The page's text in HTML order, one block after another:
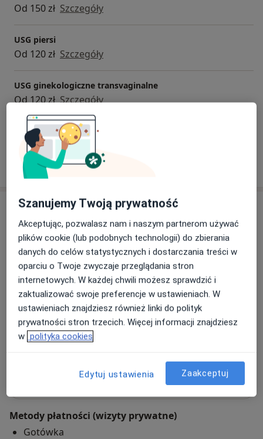
Od 150 zł Szczegóły
USG piersi
Od 120 zł Szczegóły
USG ginekologiczne transvaginalne
Od 120 zł Szczegóły
+ 17 usług
W jaki sposób ustalane są ceny?
Adresy (6)
Adres 1 Adres 2 Adres 3 Adres 4 Adres 5
NeuroCentrum
ul. Pod Kopcem 3,34-100Jaroszowice
Powiększ mapę
Pokaż kalendarz
Metody płatności (wizyty prywatne)
Gotówka
Szanujemy Twoją prywatność
Akceptując, pozwalasz nam i naszym partnerom używać
plików cookie (lub podobnych technologii) do zbierania
danych do celów statystycznych i dostarczania treści w
oparciu o Twoje zwyczaje przeglądania stron
internetowych. W każdej chwili możesz sprawdzić i
zaktualizować swoje preferencje w ustawieniach. W
ustawieniach znajdziesz również linki do polityk
prywatności stron trzecich. Więcej informacji znajdziesz
w polityka cookies
Edytuj ustawienia Zaakceptuj